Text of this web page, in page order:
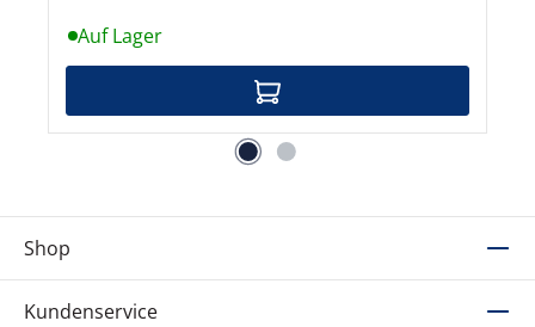
Auf Lager
Shop
Kundenservice